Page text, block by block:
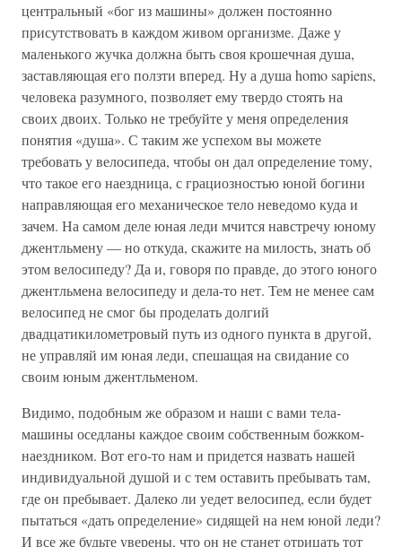
центральный «бог из машины» должен постоянно
присутствовать в каждом живом организме. Даже у
маленького жучка должна быть своя крошечная душа,
заставляющая его ползти вперед. Ну а душа homo sapiens,
человека разумного, позволяет ему твердо стоять на
своих двоих. Только не требуйте у меня определения
понятия «душа». С таким же успехом вы можете
требовать у велосипеда, чтобы он дал определение тому,
что такое его наездница, с грациозностью юной богини
направляющая его механическое тело неведомо куда и
зачем. На самом деле юная леди мчится навстречу юному
джентльмену — но откуда, скажите на милость, знать об
этом велосипеду? Да и, говоря по правде, до этого юного
джентльмена велосипеду и дела-то нет. Тем не менее сам
велосипед не смог бы проделать долгий
двадцатикилометровый путь из одного пункта в другой,
не управляй им юная леди, спешащая на свидание со
своим юным джентльменом.
Видимо, подобным же образом и наши с вами тела-
машины оседланы каждое своим собственным божком-
наездником. Вот его-то нам и придется назвать нашей
индивидуальной душой и с тем оставить пребывать там,
где он пребывает. Далеко ли уедет велосипед, если будет
пытаться «дать определение» сидящей на нем юной леди?
И все же будьте уверены, что он не станет отрицать тот